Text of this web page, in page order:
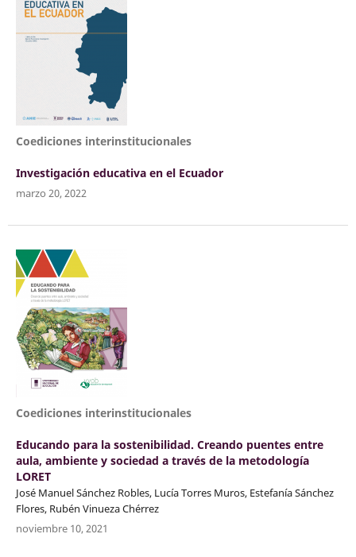
Coediciones interinstitucionales
Investigación educativa en el Ecuador
marzo 20, 2022
Coediciones interinstitucionales
Educando para la sostenibilidad. Creando puentes entre
aula, ambiente y sociedad a través de la metodología
LORET
José Manuel Sánchez Robles, Lucía Torres Muros, Estefanía Sánchez
Flores, Rubén Vinueza Chérrez
noviembre 10, 2021